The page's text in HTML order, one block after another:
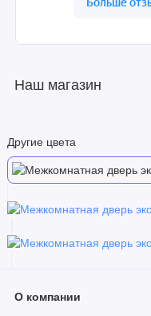
Наш магазин
Другие цвета
О компании